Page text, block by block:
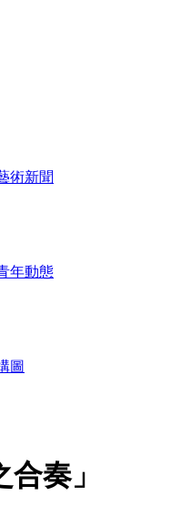
術新聞
年動態
圖
合奏」